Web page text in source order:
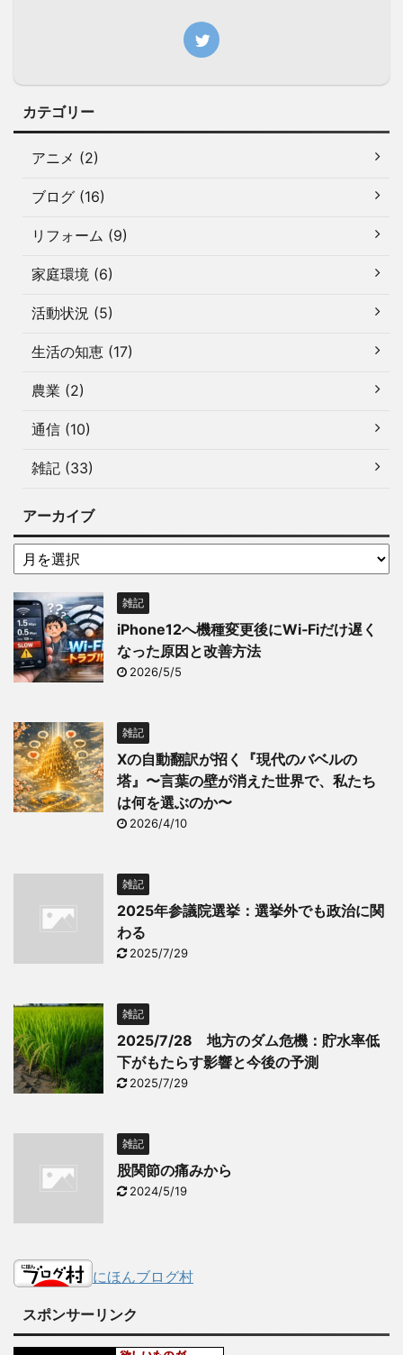
カテゴリー
アニメ (2)
ブログ (16)
リフォーム (9)
家庭環境 (6)
活動状況 (5)
生活の知恵 (17)
農業 (2)
通信 (10)
雑記 (33)
アーカイブ
雑記
iPhone12へ機種変更後にWi‑Fiだけ遅く
なった原因と改善方法
2026/5/5
雑記
Xの自動翻訳が招く『現代のバベルの
塔』〜言葉の壁が消えた世界で、私たち
は何を選ぶのか〜
2026/4/10
雑記
2025年参議院選挙：選挙外でも政治に関
わる
2025/7/29
雑記
2025/7/28 地方のダム危機：貯水率低
下がもたらす影響と今後の予測
2025/7/29
雑記
股関節の痛みから
2024/5/19
にほんブログ村
スポンサーリンク